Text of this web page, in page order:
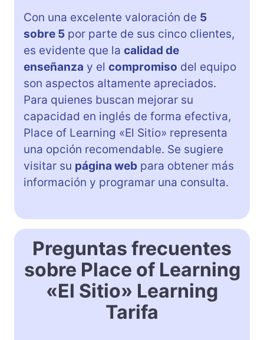
Con una excelente valoración de 5
sobre 5 por parte de sus cinco clientes,
es evidente que la calidad de
enseñanza y el compromiso del equipo
son aspectos altamente apreciados.
Para quienes buscan mejorar su
capacidad en inglés de forma efectiva,
Place of Learning «El Sitio» representa
una opción recomendable. Se sugiere
visitar su página web para obtener más
información y programar una consulta.
Preguntas frecuentes
sobre Place of Learning
«El Sitio» Learning
Tarifa